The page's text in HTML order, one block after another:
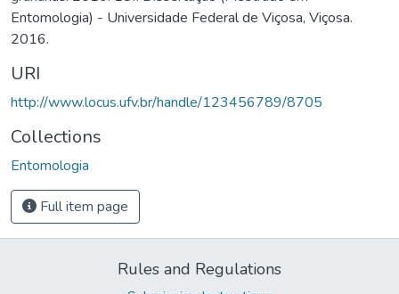
Entomologia) - Universidade Federal de Viçosa, Viçosa.
2016.
URI
http://www.locus.ufv.br/handle/123456789/8705
Collections
Entomologia
Full item page
Rules and Regulations